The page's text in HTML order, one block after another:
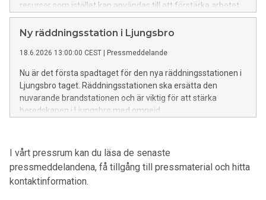
resurser som istället kan användas till att förstärka arbetet
med förebyggande insatser.
Ny räddningsstation i Ljungsbro
18.6.2026 13:00:00 CEST Pressmeddelande
Nu är det första spadtaget för den nya räddningsstationen i
Ljungsbro taget. Räddningsstationen ska ersätta den
nuvarande brandstationen och är viktig för att stärka
beredskapen i Ljungsbro med omnejd.
I vårt pressrum kan du läsa de senaste
pressmeddelandena, få tillgång till pressmaterial och hitta
kontaktinformation.